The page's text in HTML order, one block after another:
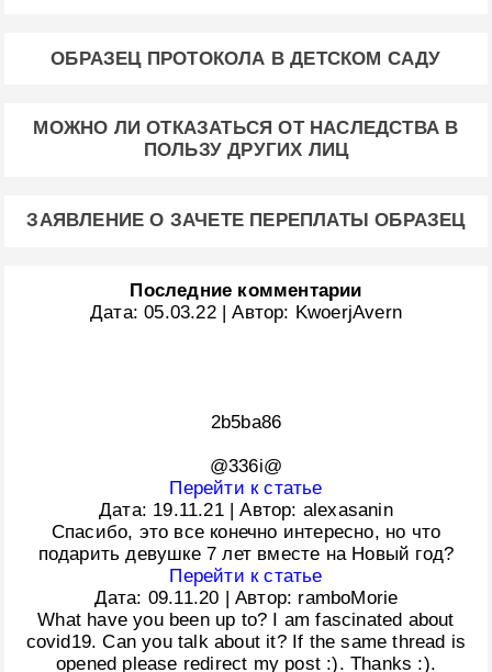
ОБРАЗЕЦ ПРОТОКОЛА В ДЕТСКОМ САДУ
МОЖНО ЛИ ОТКАЗАТЬСЯ ОТ НАСЛЕДСТВА В
ПОЛЬЗУ ДРУГИХ ЛИЦ
ЗАЯВЛЕНИЕ О ЗАЧЕТЕ ПЕРЕПЛАТЫ ОБРАЗЕЦ
Последние комментарии
Дата:05.03.22|Автор: KwoerjAvern
2b5ba86
@336i@
Перейти к статье
Дата: 19.11.21|Автор: alexasanin
Спасибо, это все конечно интересно, но что
подарить девушке 7 лет вместе на Новый год?
Перейти к статье
Дата: 09.11.20 Автор: ramboMorie
What have you been up to? I am fascinated about
covid19. Can you talk about it? If the same thread is
opened please redirect my post :). Thanks :).